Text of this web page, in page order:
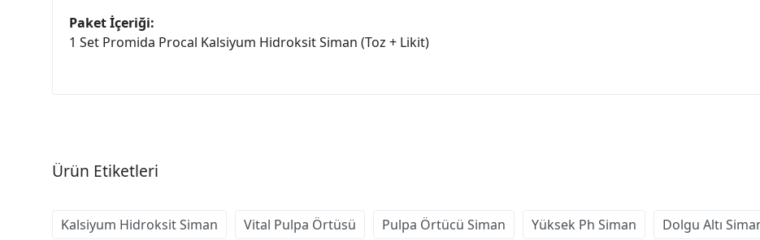
Paket İçeriği:
1 Set Promida Procal Kalsiyum Hidroksit Siman (Toz + Likit)
Ürün Etiketleri
Kalsiyum Hidroksit Siman Vital Pulpa Örtüsü Pulpa Örtücü Siman Yüksek Ph Siman Dolgu Altı